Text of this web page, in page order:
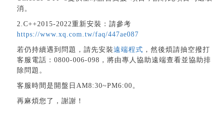
消。
2.C++2015-2022重新安裝：請參考
https://www.xq.com.tw/faq/447ae087
若仍持續遇到問題，請先安裝遠端程式 ，然後煩請抽空撥打
客服電話：0800-006-098，將由專人協助遠端查看並協助排
除問題。
客服時間是開盤日AM8:30~PM6:00。
再麻煩您了，謝謝！